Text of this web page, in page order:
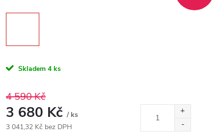
Skladem 4 ks
4 590 Kč
3 680 Kč / ks
3 041,32 Kč bez DPH